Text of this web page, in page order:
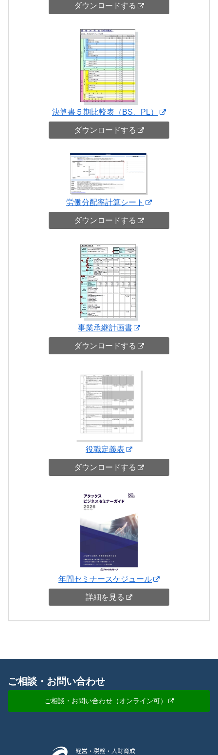
ダウンロードする
決算書５期比較表（BS、PL）
ダウンロードする
労働分配率計算シート
ダウンロードする
事業承継計画書
ダウンロードする
役職定義表
ダウンロードする
年間セミナースケジュール
詳細を見る
ご相談・お問い合わせ
ご相談・お問い合わせ（オンライン可）